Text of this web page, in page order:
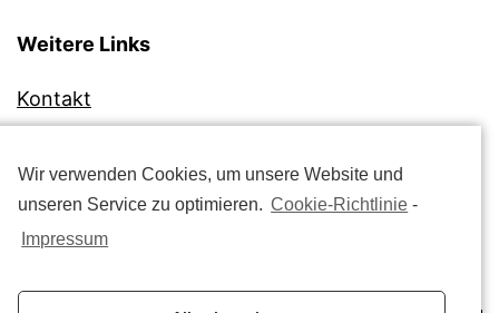
Wir verwenden Cookies, um unsere Website und
unseren Service zu optimieren. Cookie-Richtlinie -
Impressum
Weitere Links
Kontakt
Datenschutzerklärung
Cookie-Richtlinie (EU)